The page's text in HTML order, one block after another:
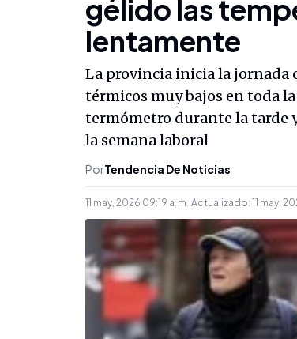
gélido las
lentamente
La provincia inicia la jornada
térmicos muy bajos en toda
termómetro durante la tarde
la semana laboral
PorTendencia De Noticias
11 may, 2026 09:19 a. m. Actualizado: 11 may,